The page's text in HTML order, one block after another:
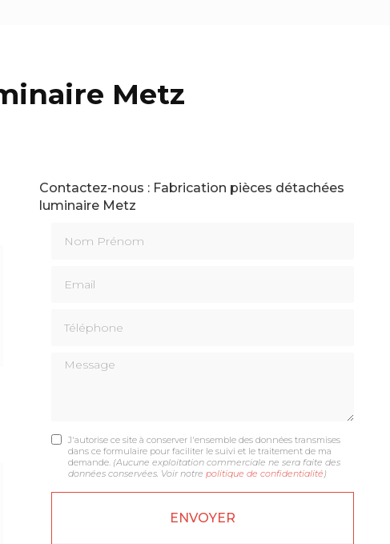
Metz
Contactez-nous : Fabrication pièces détachées
luminaire Metz
Message
J'autorise ce site à conserver l'ensemble des données transmises
dans ce formulaire pour faciliter le suivi et le traitement de ma
demande. (Aucune exploitation commerciale ne sera faite des
données conservées. Voir notre politique de confidentialité )